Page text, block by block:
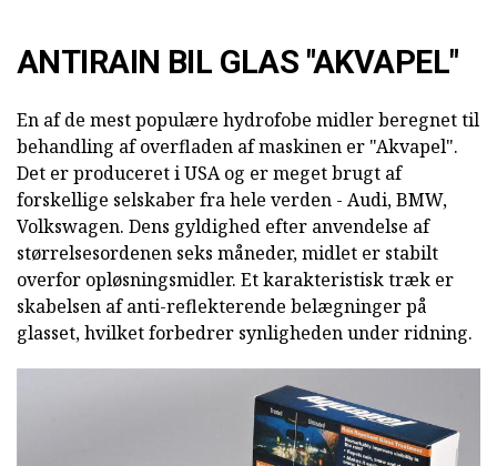
ANTIRAIN BIL GLAS "AKVAPEL"
En af de mest populære hydrofobe midler beregnet til
behandling af overfladen af maskinen er "Akvapel".
Det er produceret i USA og er meget brugt af
forskellige selskaber fra hele verden - Audi, BMW,
Volkswagen. Dens gyldighed efter anvendelse af
størrelsesordenen seks måneder, midlet er stabilt
overfor opløsningsmidler. Et karakteristisk træk er
skabelsen af anti-reflekterende belægninger på
glasset, hvilket forbedrer synligheden under ridning.